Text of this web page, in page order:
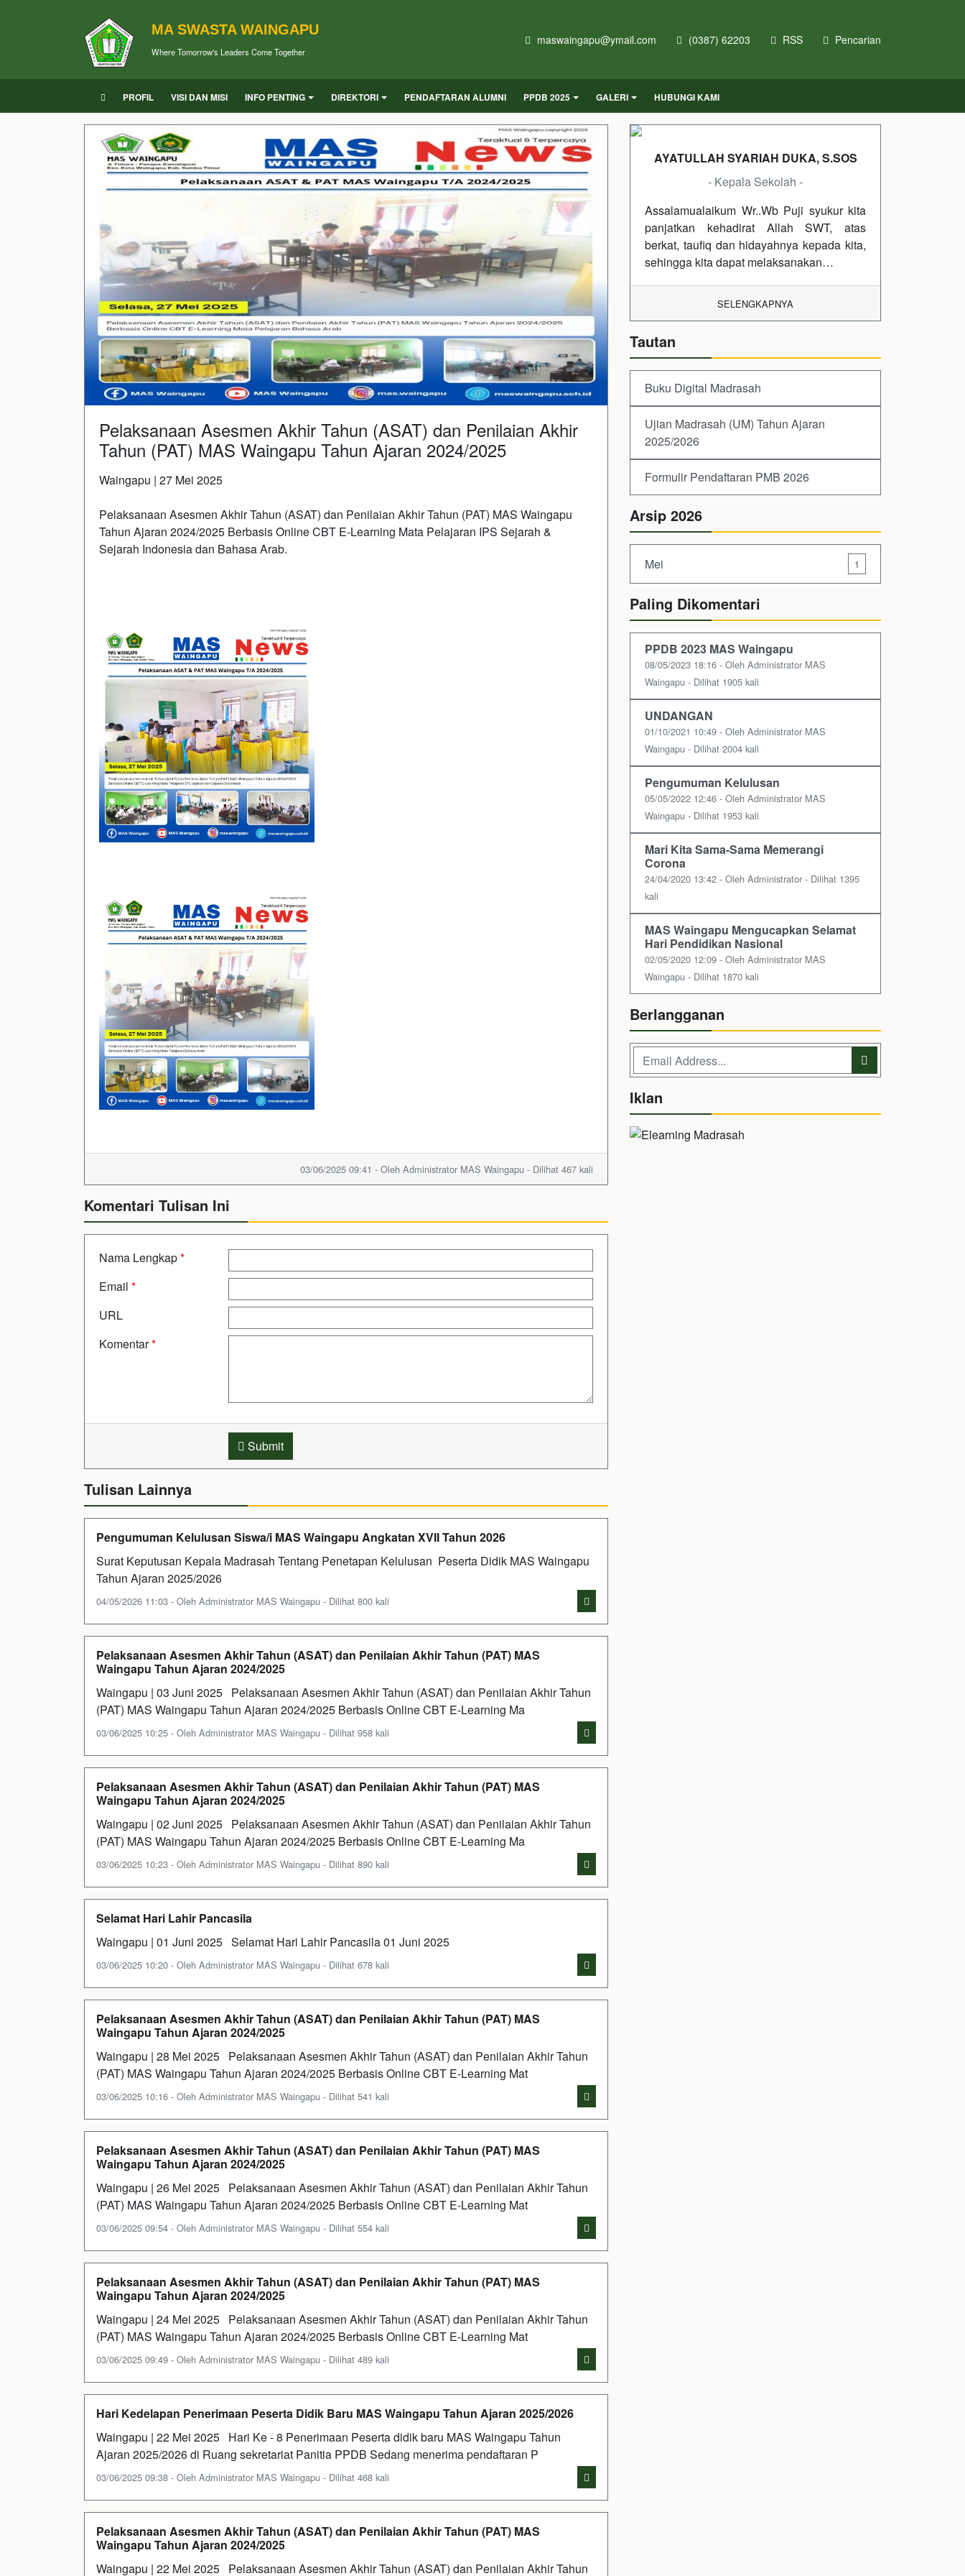
MA SWASTA WAINGAPU
Where Tomorrow's Leaders Come Together
maswaingapu@ymail.com (0387) 62203 RSS Pencarian
PROFIL VISI DAN MISI INFO PENTING DIREKTORI PENDAFTARAN ALUMNI PPDB 2025 GALERI HUBUNGI KAMI
Pelaksanaan Asesmen Akhir Tahun (ASAT) dan Penilaian Akhir
Tahun (PAT) MAS Waingapu Tahun Ajaran 2024/2025
Waingapu | 27 Mei 2025
Pelaksanaan Asesmen Akhir Tahun (ASAT) dan Penilaian Akhir Tahun (PAT) MAS Waingapu
Tahun Ajaran 2024/2025 Berbasis Online CBT E-Learning Mata Pelajaran IPS Sejarah &
Sejarah Indonesia dan Bahasa Arab.
03/06/2025 09:41 - Oleh Administrator MAS Waingapu - Dilihat 467 kali
Komentari Tulisan Ini
Nama Lengkap*
Email *
URL
Komentar*
Submit
Tulisan Lainnya
Pengumuman Kelulusan Siswa/i MAS Waingapu Angkatan XVII Tahun 2026
Surat Keputusan Kepala Madrasah Tentang Penetapan Kelulusan Peserta Didik MAS Waingapu
Tahun Ajaran 2025/2026
04/05/2026 11:03 - Oleh Administrator MAS Waingapu - Dilihat 800 kali
Pelaksanaan Asesmen Akhir Tahun (ASAT) dan Penilaian Akhir Tahun (PAT) MAS
Waingapu Tahun Ajaran 2024/2025
Waingapu | 03 Juni 2025 Pelaksanaan Asesmen Akhir Tahun (ASAT) dan Penilaian Akhir Tahun
(PAT) MAS Waingapu Tahun Ajaran 2024/2025 Berbasis Online CBT E-Learning Ma
03/06/2025 10:25 - Oleh Administrator MAS Waingapu - Dilihat 958 kali
Pelaksanaan Asesmen Akhir Tahun (ASAT) dan Penilaian Akhir Tahun (PAT) MAS
Waingapu Tahun Ajaran 2024/2025
Waingapu | 02 Juni 2025 Pelaksanaan Asesmen Akhir Tahun (ASAT) dan Penilaian Akhir Tahun
(PAT) MAS Waingapu Tahun Ajaran 2024/2025 Berbasis Online CBT E-Learning Ma
03/06/2025 10:23 - Oleh Administrator MAS Waingapu - Dilihat 890 kali
Selamat Hari Lahir Pancasila
Waingapu | 01 Juni 2025 Selamat Hari Lahir Pancasila 01 Juni 2025
03/06/2025 10:20 - Oleh Administrator MAS Waingapu - Dilihat 678 kali
Pelaksanaan Asesmen Akhir Tahun (ASAT) dan Penilaian Akhir Tahun (PAT) MAS
Waingapu Tahun Ajaran 2024/2025
Waingapu | 28 Mei 2025 Pelaksanaan Asesmen Akhir Tahun (ASAT) dan Penilaian Akhir Tahun
(PAT) MAS Waingapu Tahun Ajaran 2024/2025 Berbasis Online CBT E-Learning Mat
03/06/2025 10:16 - Oleh Administrator MAS Waingapu - Dilihat 541 kali
Pelaksanaan Asesmen Akhir Tahun (ASAT) dan Penilaian Akhir Tahun (PAT) MAS
Waingapu Tahun Ajaran 2024/2025
Waingapu | 26 Mei 2025 Pelaksanaan Asesmen Akhir Tahun (ASAT) dan Penilaian Akhir Tahun
(PAT) MAS Waingapu Tahun Ajaran 2024/2025 Berbasis Online CBT E-Learning Mat
03/06/2025 09:54 - Oleh Administrator MAS Waingapu - Dilihat 554 kali
Pelaksanaan Asesmen Akhir Tahun (ASAT) dan Penilaian Akhir Tahun (PAT) MAS
Waingapu Tahun Ajaran 2024/2025
Waingapu | 24 Mei 2025 Pelaksanaan Asesmen Akhir Tahun (ASAT) dan Penilaian Akhir Tahun
(PAT) MAS Waingapu Tahun Ajaran 2024/2025 Berbasis Online CBT E-Learning Mat
03/06/2025 09:49 - Oleh Administrator MAS Waingapu - Dilihat 489 kali
Hari Kedelapan Penerimaan Peserta Didik Baru MAS Waingapu Tahun Ajaran 2025/2026
Waingapu | 22 Mei 2025 Hari Ke - 8 Penerimaan Peserta didik baru MAS Waingapu Tahun
Ajaran 2025/2026 di Ruang sekretariat Panitia PPDB Sedang menerima pendaftaran P
03/06/2025 09:38 - Oleh Administrator MAS Waingapu - Dilihat 468 kali
Pelaksanaan Asesmen Akhir Tahun (ASAT) dan Penilaian Akhir Tahun (PAT) MAS
Waingapu Tahun Ajaran 2024/2025
Waingapu | 22 Mei 2025 Pelaksanaan Asesmen Akhir Tahun (ASAT) dan Penilaian Akhir Tahun
AYATULLAH SYARIAH DUKA, S.SOS
- Kepala Sekolah -
Assalamualaikum Wr..Wb Puji syukur kita
panjatkan kehadirat Allah SWT, atas
berkat, taufiq dan hidayahnya kepada kita,
sehingga kita dapat melaksanakan…
SELENGKAPNYA
Tautan
Buku Digital Madrasah
Ujian Madrasah (UM) Tahun Ajaran
2025/2026
Formulir Pendaftaran PMB 2026
Arsip 2026
Mei 1
Paling Dikomentari
PPDB 2023 MAS Waingapu
08/05/2023 18:16 - Oleh Administrator MAS
Waingapu - Dilihat 1905 kali
UNDANGAN
01/10/2021 10:49 - Oleh Administrator MAS
Waingapu - Dilihat 2004 kali
Pengumuman Kelulusan
05/05/2022 12:46 - Oleh Administrator MAS
Waingapu - Dilihat 1953 kali
Mari Kita Sama-Sama Memerangi
Corona
24/04/2020 13:42 - Oleh Administrator - Dilihat 1395
kali
MAS Waingapu Mengucapkan Selamat
Hari Pendidikan Nasional
02/05/2020 12:09 - Oleh Administrator MAS
Waingapu - Dilihat 1870 kali
Berlangganan
Iklan